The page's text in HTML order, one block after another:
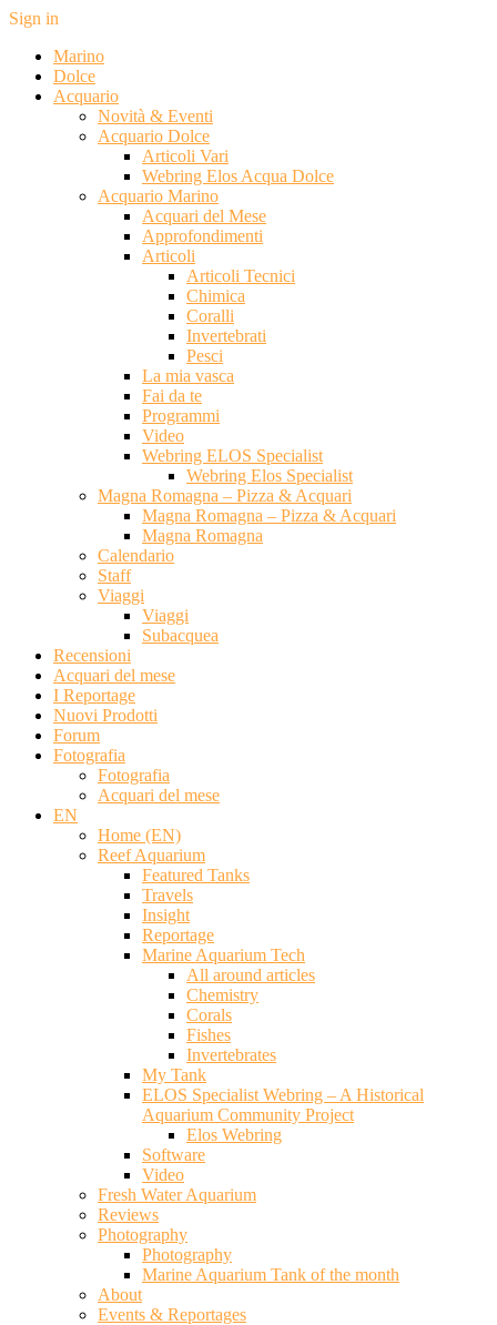
Sign in
Marino
Dolce
Acquario
Novità & Eventi
Acquario Dolce
Articoli Vari
Webring Elos Acqua Dolce
Acquario Marino
Acquari del Mese
Approfondimenti
Articoli
Articoli Tecnici
Chimica
Coralli
Invertebrati
Pesci
La mia vasca
Fai da te
Programmi
Video
Webring ELOS Specialist
Webring Elos Specialist
Magna Romagna – Pizza & Acquari
Magna Romagna – Pizza & Acquari
Magna Romagna
Calendario
Staff
Viaggi
Viaggi
Subacquea
Recensioni
Acquari del mese
I Reportage
Nuovi Prodotti
Forum
Fotografia
Fotografia
Acquari del mese
EN
Home (EN)
Reef Aquarium
Featured Tanks
Travels
Insight
Reportage
Marine Aquarium Tech
All around articles
Chemistry
Corals
Fishes
Invertebrates
My Tank
ELOS Specialist Webring – A Historical
Aquarium Community Project
Elos Webring
Software
Video
Fresh Water Aquarium
Reviews
Photography
Photography
Marine Aquarium Tank of the month
About
Events & Reportages